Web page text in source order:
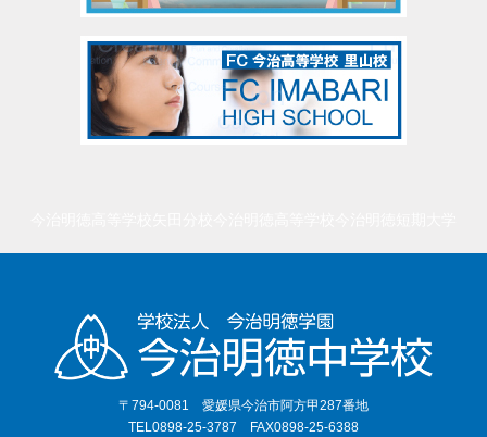
〒794-0081 愛媛県今治市阿方甲287番地
TEL0898-25-3787 FAX0898-25-6388